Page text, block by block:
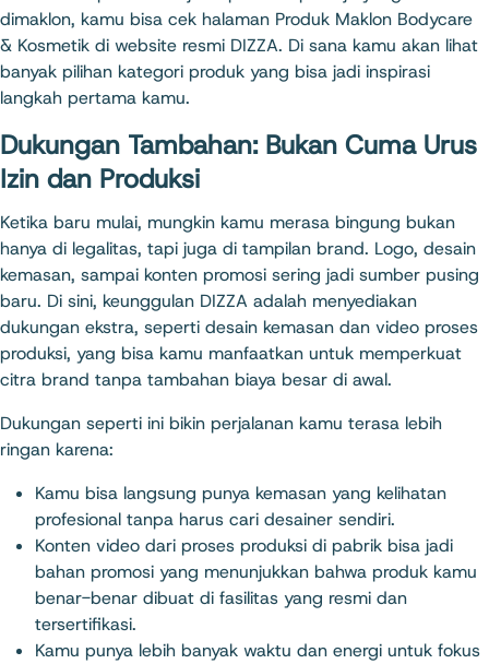
dimaklon, kamu bisa cek halaman Produk Maklon Bodycare
& Kosmetik di website resmi DIZZA. Di sana kamu akan lihat
banyak pilihan kategori produk yang bisa jadi inspirasi
langkah pertama kamu.​
Dukungan Tambahan: Bukan Cuma Urus
Izin dan Produksi
Ketika baru mulai, mungkin kamu merasa bingung bukan
hanya di legalitas, tapi juga di tampilan brand. Logo, desain
kemasan, sampai konten promosi sering jadi sumber pusing
baru. Di sini, keunggulan DIZZA adalah menyediakan
dukungan ekstra, seperti desain kemasan dan video proses
produksi, yang bisa kamu manfaatkan untuk memperkuat
citra brand tanpa tambahan biaya besar di awal.
Dukungan seperti ini bikin perjalanan kamu terasa lebih
ringan karena:
Kamu bisa langsung punya kemasan yang kelihatan
profesional tanpa harus cari desainer sendiri.
Konten video dari proses produksi di pabrik bisa jadi
bahan promosi yang menunjukkan bahwa produk kamu
benar-benar dibuat di fasilitas yang resmi dan
tersertifikasi.
Kamu punya lebih banyak waktu dan energi untuk fokus